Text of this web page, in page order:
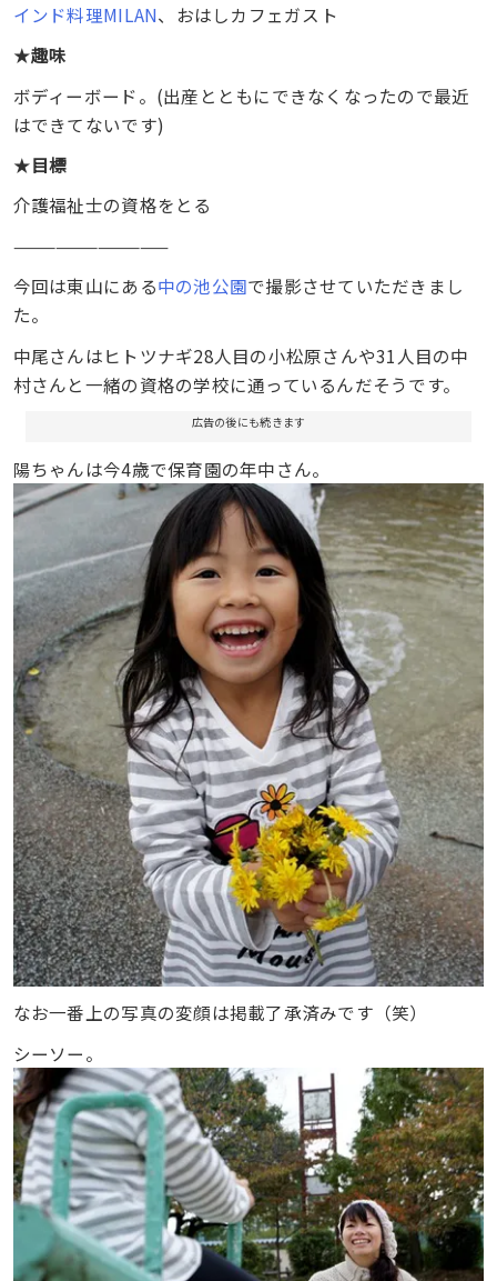
インド料理MILAN、おはしカフェガスト
★趣味
ボディーボード。(出産とともにできなくなったので最近
はできてないです)
★目標
介護福祉士の資格をとる
———————————
今回は東山にある中の池公園で撮影させていただきまし
た。
中尾さんはヒトツナギ28人目の小松原さんや31人目の中
村さんと一緒の資格の学校に通っているんだそうです。
広告の後にも続きます
陽ちゃんは今4歳で保育園の年中さん。
なお一番上の写真の変顔は掲載了承済みです（笑）
シーソー。